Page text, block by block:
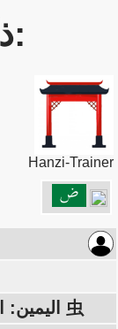
ذكر للشخصية:
Hanzi-Trainer
اليسار: الماء 氵، اليمين: الحشرة 虫